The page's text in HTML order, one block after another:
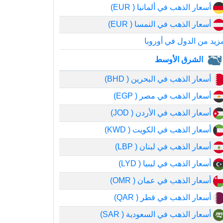
أسعار الذهب في ألمانيا ( EUR)
أسعار الذهب في النمسا ( EUR)
من الدول في أوروبا
الشرق الأوسط
أسعار الذهب في البحرين ( BHD)
أسعار الذهب في مصر ( EGP)
أسعار الذهب في الأردن ( JOD)
أسعار الذهب في الكويت ( KWD)
أسعار الذهب في لبنان ( LBP)
أسعار الذهب في ليبيا ( LYD)
أسعار الذهب في عمان ( OMR)
أسعار الذهب في قطر ( QAR)
أسعار الذهب في السعودية ( SAR)